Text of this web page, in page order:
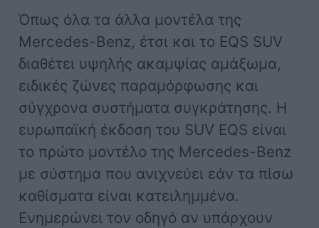
Όπως όλα τα άλλα μοντέλα της
Mercedes-Benz, έτσι και το EQS SUV
διαθέτει υψηλής ακαμψίας αμάξωμα,
ειδικές ζώνες παραμόρφωσης και
σύγχρονα συστήματα συγκράτησης. Η
ευρωπαϊκή έκδοση του SUV EQS είναι
το πρώτο μοντέλο της Mercedes-Benz
με σύστημα που ανιχνεύει εάν τα πίσω
καθίσματα είναι κατειλημμένα.
Ενημερώνει τον οδηγό αν υπάρχουν